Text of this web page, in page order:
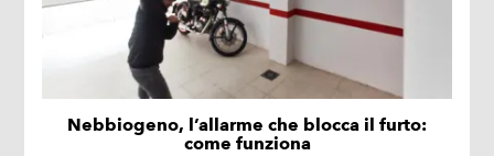
Nebbiogeno, l’allarme che blocca il furto:
come funziona